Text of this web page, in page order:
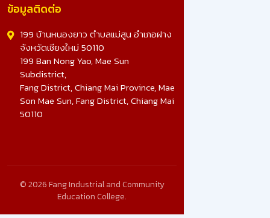
ข้อมูลติดต่อ
199 บ้านหนองยาว ตำบลแม่สูน อำเภอฝาง
จังหวัดเชียงใหม่ 50110
199 Ban Nong Yao, Mae Sun
Subdistrict,
Fang District, Chiang Mai Province, Mae
Son Mae Sun, Fang District, Chiang Mai
50110
© 2026 Fang Industrial and Community
Education College.